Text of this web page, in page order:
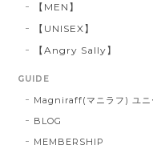
【MEN】
【UNISEX】
【Angry Sally】
GUIDE
Magniraff(マニラフ) ユニ
BLOG
MEMBERSHIP